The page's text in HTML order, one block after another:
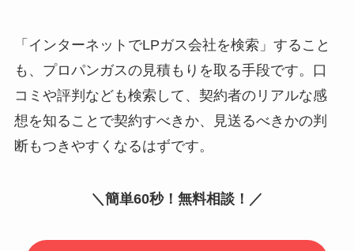
「インターネットでLPガス会社を検索」すること
も、プロパンガスの見積もりを取る手段です。口
コミや評判なども検索して、契約者のリアルな感
想を知ることで契約すべきか、見送るべきかの判
断もつきやすくなるはずです。
＼簡単60秒！無料相談！／